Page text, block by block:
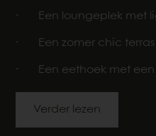
· Een loungeplek met
· Een zomer chic
· Een eethoek met een
Verder lezen